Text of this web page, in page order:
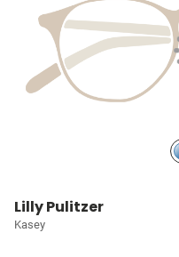
Lilly Pulitzer
Kasey